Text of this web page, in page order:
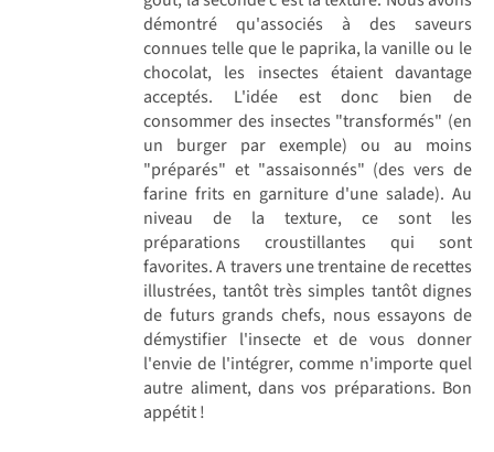
démontré qu'associés à des saveurs
connues telle que le paprika, la vanille ou le
chocolat, les insectes étaient davantage
acceptés. L'idée est donc bien de
consommer des insectes "transformés" (en
un burger par exemple) ou au moins
"préparés" et "assaisonnés" (des vers de
farine frits en garniture d'une salade). Au
niveau de la texture, ce sont les
préparations croustillantes qui sont
favorites. A travers une trentaine de recettes
illustrées, tantôt très simples tantôt dignes
de futurs grands chefs, nous essayons de
démystifier l'insecte et de vous donner
l'envie de l'intégrer, comme n'importe quel
autre aliment, dans vos préparations. Bon
appétit !